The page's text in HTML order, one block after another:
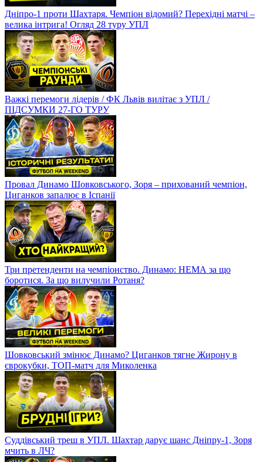
Дніпро-1 проти Шахтаря. Чемпіон відомий? Перехідні матчі –
велика інтрига! Огляд 28 туру УПЛ
Важкі перемоги лідерів / ФК Львів вилітає з УПЛ /
ПІДСУМКИ 27-ГО ТУРУ
Провал Динамо Шовковського, Зоря – прихований чемпіон,
Циганков запалює в Іспанії
Три претенденти на чемпіонство. Динамо: НЕМА за що
боротися. За що вилучили Ротаня?
Шовковський змінює Динамо? Циганков тягне Жирону в
єврокубки, ТОП-матч для Миколенка
Суддівський треш в УПЛ. Шахтар дарує шанс Дніпру-1, Зоря
мчить в ЛЧ?